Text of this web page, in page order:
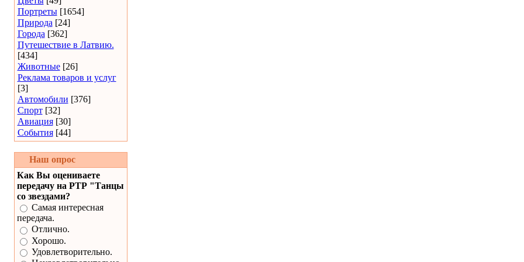
Портреты [1654]
Природа [24]
Города [362]
Путешествие в Латвию.
[434]
Животные [26]
Реклама товаров и услуг
[3]
Автомобили [376]
Спорт [32]
Авиация [30]
События [44]
Наш опрос
Как Вы оцениваете
передачу на РТР "Танцы
со звездами?
Самая интересная
передача.
Отлично.
Хорошо.
Удовлетворительно.